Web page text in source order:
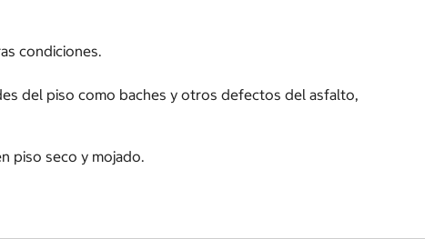
condiciones.
del piso como baches y otros defectos del asfalto,
piso seco y mojado.